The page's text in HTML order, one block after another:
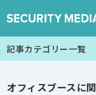
記事カテゴリー一覧
オフィスブースに